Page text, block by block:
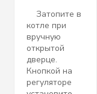
Затопите в
котле при
вручную
открытой
дверце.
Кнопкой на
регуляторе